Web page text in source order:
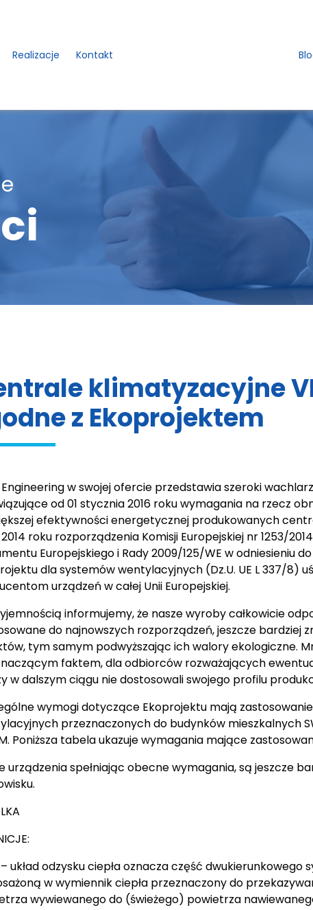
Realizacje Kontakt
klimatyzacyjne
z Ekoprojektem
Engineering w swojej ofercie przedstawia szeroki
od 01 stycznia 2016 roku wymagania na rzecz
efektywności energetycznej produkowanych
roku rozporządzenia Komisji Europejskiej nr 1253/
Europejskiego i Rady 2009/125/WE w odniesieniu
dla systemów wentylacyjnych (Dz.U. UE L 337/8)
urządzeń w całej Unii Europejskiej.
informujemy, że nasze wyroby całkowicie
do najnowszych rozporządzeń, jeszcze bardziej
tym samym podwyższając ich walory ekologiczne.
faktem, dla odbiorców rozważających
w dalszym ciągu nie dostosowali swojego profilu
wymogi dotyczące Ekoprojektu mają
przeznaczonych do budynków mieszkalnych
Poniższa tabela ukazuje wymagania mające
urządzenia spełniając obecne wymagania, są jeszcze
– układ odzysku ciepła oznacza część
w wymiennik ciepła przeznaczony do
wywiewanego do (świeżego) powietrza